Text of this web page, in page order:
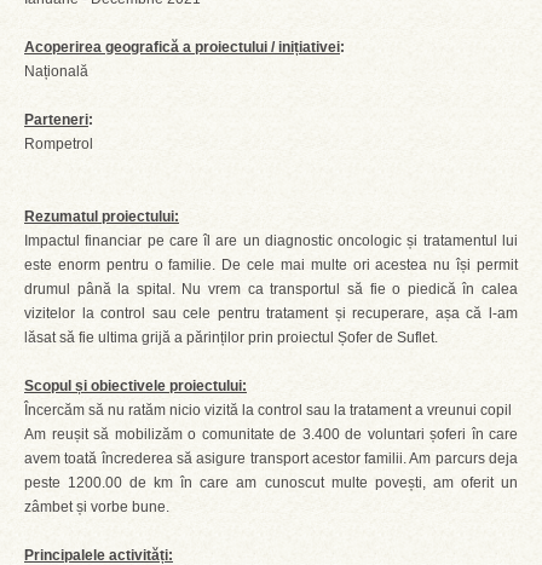
Acoperirea geografică a proiectului / inițiativei:
Națională
Parteneri:
Rompetrol
Rezumatul proiectului:
Impactul financiar pe care îl are un diagnostic oncologic și tratamentul lui
este enorm pentru o familie. De cele mai multe ori acestea nu își permit
drumul până la spital. Nu vrem ca transportul să fie o piedică în calea
vizitelor la control sau cele pentru tratament și recuperare, așa că l-am
lăsat să fie ultima grijă a părinților prin proiectul Șofer de Suflet.
Scopul și obiectivele proiectului:
Încercăm să nu ratăm nicio vizită la control sau la tratament a vreunui copil
Am reușit să mobilizăm o comunitate de 3.400 de voluntari șoferi în care
avem toată încrederea să asigure transport acestor familii. Am parcurs deja
peste 1200.00 de km în care am cunoscut multe povești, am oferit un
zâmbet și vorbe bune.
Principalele activități: